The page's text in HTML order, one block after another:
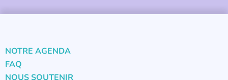
NOTRE AGENDA
FAQ
NOUS SOUTENIR